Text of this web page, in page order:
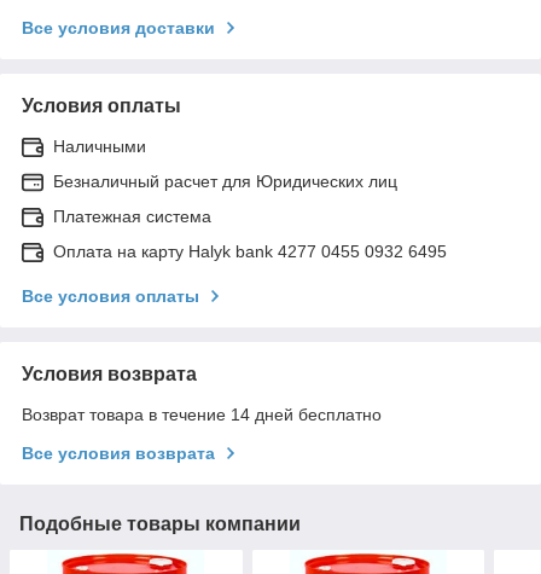
Все условия доставки
Условия оплаты
Наличными
Безналичный расчет для Юридических лиц
Платежная система
Оплата на карту Halyk bank 4277 0455 0932 6495
Все условия оплаты
Условия возврата
Возврат товара в течение 14 дней бесплатно
Все условия возврата
Подобные товары компании